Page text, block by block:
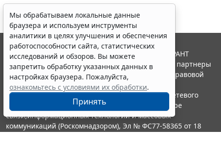
Мы обрабатываем локальные данные
браузера и используем инструменты
аналитики в целях улучшения и обеспечения
работоспособности сайта, статистических
исследований и обзоров. Вы можете
запретить обработку указанных данных в
настройках браузера. Пожалуйста,
ознакомьтесь с условиями их обработки.
Принять
© ООО "НПП "ГАРАНТ-СЕРВИС", 2026. Система ГАРАНТ
выпускается с 1990 года. Компания "Гарант" и ее партнеры
являются участниками Российской ассоциации правовой
информации ГАРАНТ.
Портал ГАРАНТ.РУ зарегистрирован в качестве сетевого
издания Федеральной службой по надзору в сфере
связи,информационных технологий и массовых
коммуникаций (Роскомнадзором), Эл № ФС77-58365 от 18